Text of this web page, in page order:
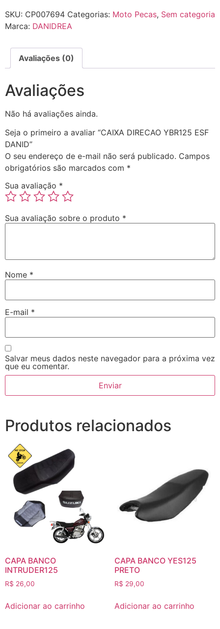
SKU: CP007694 Categorias: Moto Pecas, Sem categoria
Marca: DANIDREA
Avaliações (0)
Avaliações
Não há avaliações ainda.
Seja o primeiro a avaliar “CAIXA DIRECAO YBR125 ESF
DANID”
O seu endereço de e-mail não será publicado. Campos
obrigatórios são marcados com *
Sua avaliação *
Sua avaliação sobre o produto *
Nome *
E-mail *
Salvar meus dados neste navegador para a próxima vez
que eu comentar.
Produtos relacionados
CAPA BANCO
INTRUDER125
R$ 26,00
Adicionar ao carrinho
CAPA BANCO YES125
PRETO
R$ 29,00
Adicionar ao carrinho